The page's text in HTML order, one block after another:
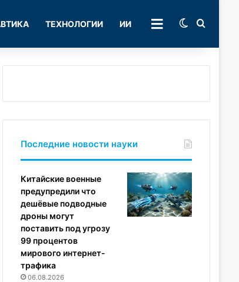
ТЕХНОЛОГИИ ИИ РУБРИКИSwitch skin
Последние новости науки
Китайские военные
предупредили что
дешёвые подводные
дроны могут
поставить под угрозу
99 процентов
мирового интернет-
трафика
06.08.2026